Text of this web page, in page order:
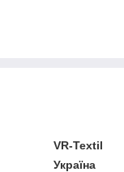
VR-Textil
Україна